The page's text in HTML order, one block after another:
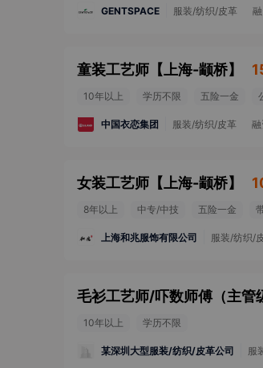
GENTSPACE 服装/纺织/皮革
童装工艺师 【 上海-颛桥】
10年以上 学历不限 五险一金
中国衣恋集团 服装/纺织/皮革
女装工艺师 【 上海-颛桥】
8年以上 中专/中技 五险一金
上海和兆服饰有限公司 服装/纺织/
毛衫工艺师/吓数师傅（主管
10年以上 学历不限
某深圳大型服装/纺织/皮革公司 服